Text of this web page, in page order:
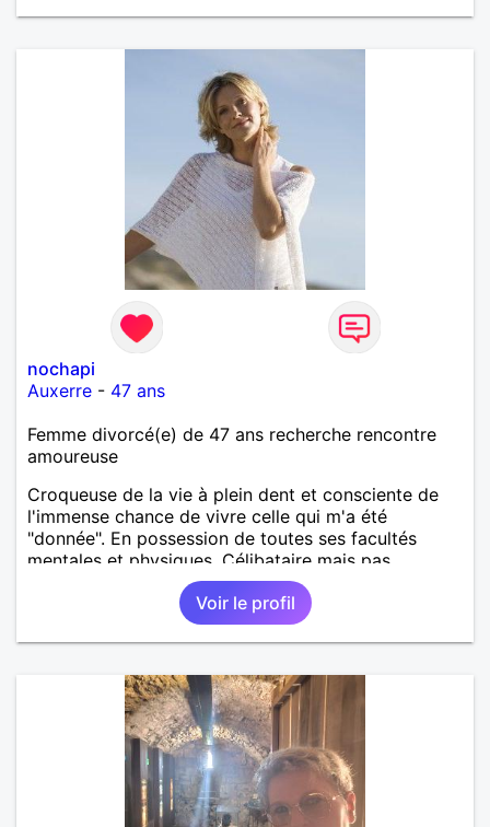
nochapi
Auxerre - 47 ans
Femme divorcé(e) de 47 ans recherche rencontre
amoureuse
Croqueuse de la vie à plein dent et consciente de
l'immense chance de vivre celle qui m'a été
"donnée". En possession de toutes ses facultés
mentales et physiques. Célibataire mais pas
solitaire, je mène une vie bien remplie. Je ne suis
pas sur ce site par dépit, ni en tant que
représentatrice de la Femme Divorcée Mal dans sa
peau. A bientôt.
Voir le profil